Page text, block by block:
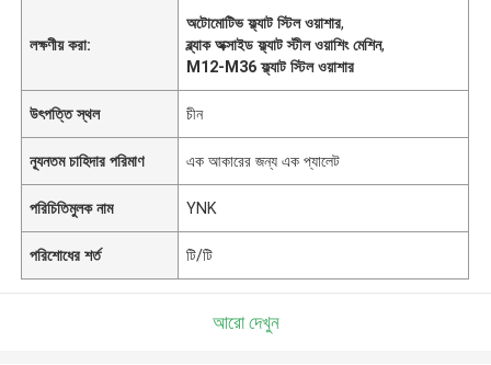
লক্ষণীয় করা:
অটোমোটিভ ফ্ল্যাট স্টিল ওয়াশার,
ব্ল্যাক অক্সাইড ফ্ল্যাট স্টীল ওয়াশিং মেশিন,
M12-M36 ফ্ল্যাট স্টিল ওয়াশার
উৎপত্তি স্থল চীন
ন্যূনতম চাহিদার পরিমাণ এক আকারের জন্য এক প্যালেট
পরিচিতিমুলক নাম YNK
পরিশোধের শর্ত টি/টি
আরো দেখুন